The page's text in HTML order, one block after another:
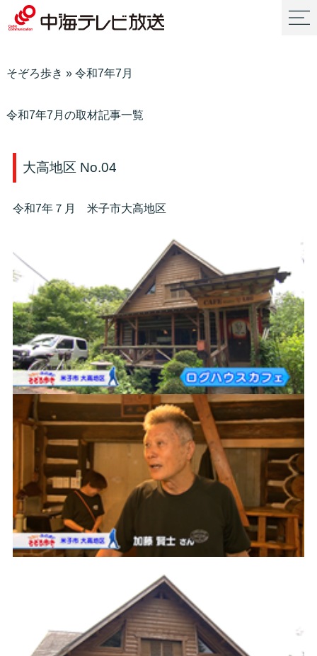
そぞろ歩き » 令和7年7月
令和7年7月の取材記事一覧
大高地区 No.04
令和7年７月 米子市大高地区